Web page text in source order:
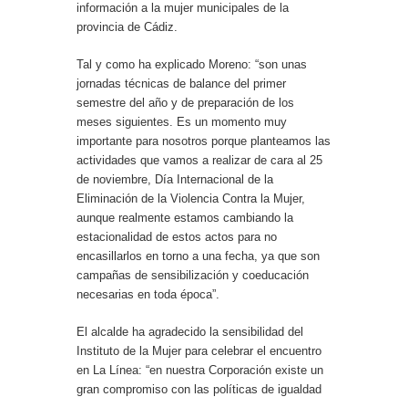
información a la mujer municipales de la
provincia de Cádiz.
Tal y como ha explicado Moreno: “son unas
jornadas técnicas de balance del primer
semestre del año y de preparación de los
meses siguientes. Es un momento muy
importante para nosotros porque planteamos las
actividades que vamos a realizar de cara al 25
de noviembre, Día Internacional de la
Eliminación de la Violencia Contra la Mujer,
aunque realmente estamos cambiando la
estacionalidad de estos actos para no
encasillarlos en torno a una fecha, ya que son
campañas de sensibilización y coeducación
necesarias en toda época”.
El alcalde ha agradecido la sensibilidad del
Instituto de la Mujer para celebrar el encuentro
en La Línea: “en nuestra Corporación existe un
gran compromiso con las políticas de igualdad